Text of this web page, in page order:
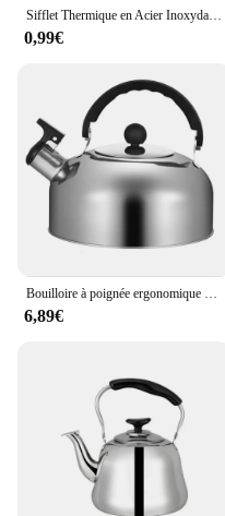
Sifflet Thermique en Acier Inoxydable 410 avec Poignée Ergonomique, Bouilloire, Cuisinière à Induction, Théière Chauffante pour Voyages Portables, Camping
0,99€
Bouilloire à poignée ergonomique en acier inoxydable, bouilloire à thé, cuisinière de voyage, bouilloire à gaz, bouilloire à sifflet, maison, bureau, restaurant
6,89€